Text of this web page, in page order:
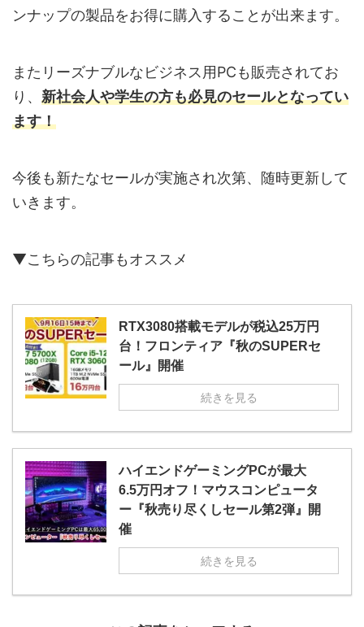
ンナップの製品をお得に購入することが出来ます。
またリーズナブルなビジネス用PCも販売されてお
り、 新社会人や学生の方も必見のセールとなってい
ます！
今後も新たなセールが実施され次第、随時更新して
いきます。
▼こちらの記事もオススメ
RTX3080搭載モデルが税込25万円
台！フロンティア『秋のSUPERセ
ール』開催
続きを見る
ハイエンドゲーミングPCが最大
6.5万円オフ！マウスコンピュータ
ー『秋売り尽くしセール第2弾』開
催
続きを見る